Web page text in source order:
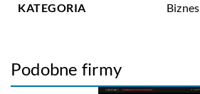
KATEGORIA Biznes
Podobne firmy